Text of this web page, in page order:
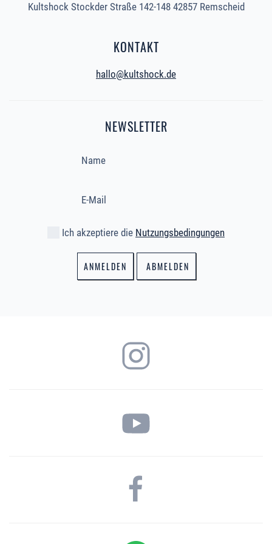
Kultshock Stockder Straße 142-148 42857 Remscheid
KONTAKT
hallo@kultshock.de
NEWSLETTER
Ich akzeptiere die Nutzungsbedingungen